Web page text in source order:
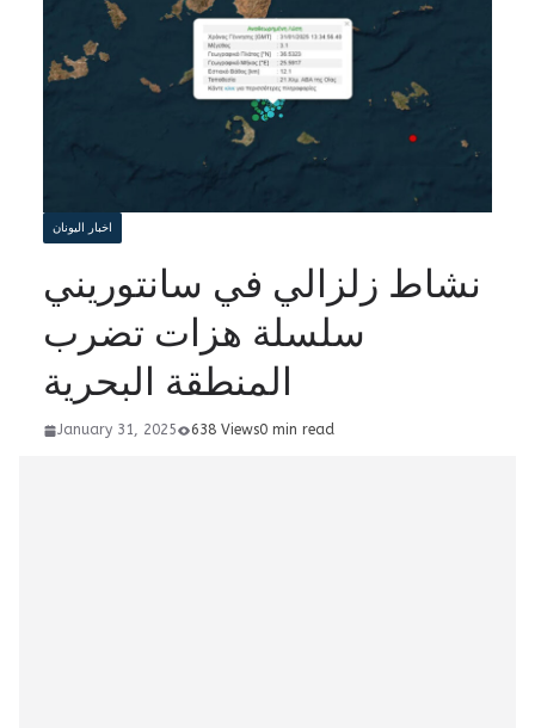
اخبار اليونان
نشاط زلزالي في سانتوريني
سلسلة هزات تضرب
المنطقة البحرية
January 31, 2025 638 Views0 min read